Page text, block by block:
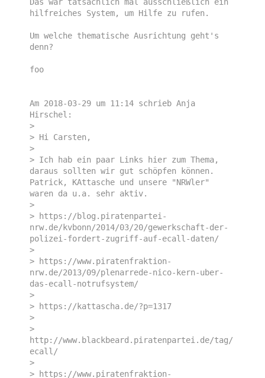
hilfreiches System, um Hilfe zu rufen.
Um welche thematische Ausrichtung geht's
denn?
foo
Am 2018-03-29 um 11:14 schrieb Anja
Hirschel:
>
> Hi Carsten,
>
> Ich hab ein paar Links hier zum Thema,
daraus sollten wir gut schöpfen können.
Patrick, KAttasche und unsere "NRWler"
waren da u.a. sehr aktiv.
>
> https://blog.piratenpartei-
nrw.de/kvbonn/2014/03/20/gewerkschaft-der-
polizei-fordert-zugriff-auf-ecall-daten/
>
> https://www.piratenfraktion-
nrw.de/2013/09/plenarrede-nico-kern-uber-
das-ecall-notrufsystem/
>
> https://kattascha.de/?p=1317
>
>
http://www.blackbeard.piratenpartei.de/tag/
ecall/
>
> https://www.piratenfraktion-